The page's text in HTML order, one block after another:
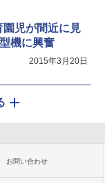
園児が間近に見
機に興奮
2015年3月20日
お問い合わせ